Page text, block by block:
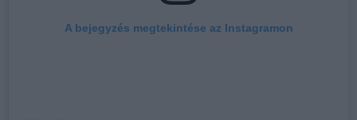
A bejegyzés megtekintése az Instagramon